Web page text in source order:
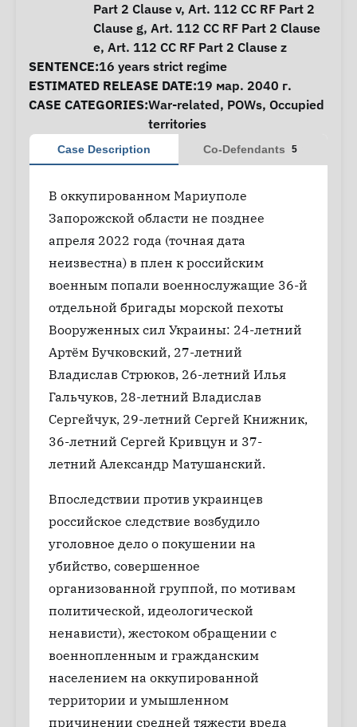
Part 2 Clause v, Art. 112 CC RF Part 2
Clause g, Art. 112 CC RF Part 2 Clause
e, Art. 112 CC RF Part 2 Clause z
SENTENCE:16 years strict regime
ESTIMATED RELEASE DATE:19 мар. 2040 г.
CASE CATEGORIES:War-related, POWs, Occupied
territories
Case Description Co-Defendants 5
В оккупированном Мариуполе
Запорожской области не позднее
апреля 2022 года (точная дата
неизвестна) в плен к российским
военным попали военнослужащие 36-й
отдельной бригады морской пехоты
Вооруженных сил Украины: 24-летний
Артём Бучковский, 27-летний
Владислав Стрюков, 26-летний Илья
Гальчуков, 28-летний Владислав
Сергейчук, 29-летний Сергей Книжник,
36-летний Сергей Кривцун и 37-
летний Александр Матушанский.
Впоследствии против украинцев
российское следствие возбудило
уголовное дело о покушении на
убийство, совершенное
организованной группой, по мотивам
политической, идеологической
ненависти), жестоком обращении с
военнопленным и гражданским
населением на оккупированной
территории и умышленном
причинении средней тяжести вреда